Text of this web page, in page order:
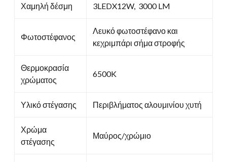
Χαμηλή δέσμη 3LEDX12W, 3000 LM
Φωτοστέφανος
Λευκό φωτοστέφανο και
κεχριμπάρι σήμα στροφής
Θερμοκρασία
χρώματος
6500K
Υλικό στέγασης Περιβλήματος αλουμινίου χυτή
Χρώμα
στέγασης
Μαύρος/χρώμιο